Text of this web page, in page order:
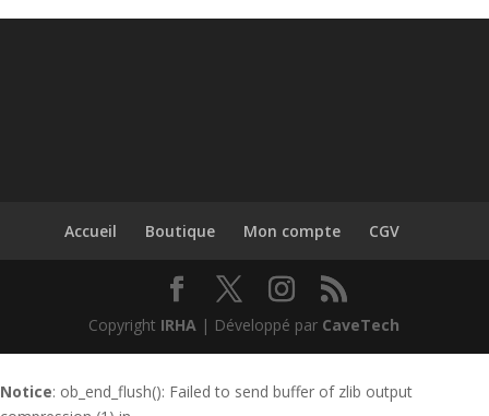
Accueil Boutique Mon compte CGV
Copyright IRHA | Développé par CaveTech
Notice: ob_end_flush(): Failed to send buffer of zlib output